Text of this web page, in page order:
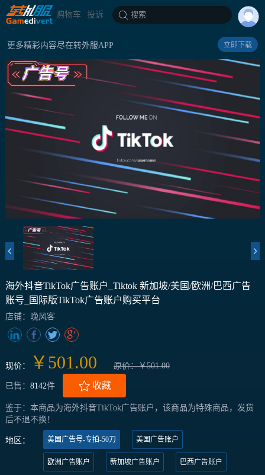
购物车 投诉 搜索
更多精彩内容尽在转外服APP 立即下载
海外抖音TikTok广告账户_Tiktok 新加坡/美国/欧洲/巴西广告
账号_国际版TikTok广告账户购买平台
店铺：晚风客
现价： ￥501.00 原价：￥501.00
已售： 8142件 收藏
鉴于：本商品为海外抖音TikTok广告账户，该商品为特殊商品，发货
后不退不换！
地区： 美国广告号-专拍-50刀 美国广告账户
欧洲广告账户 新加坡广告账户 巴西广告账户